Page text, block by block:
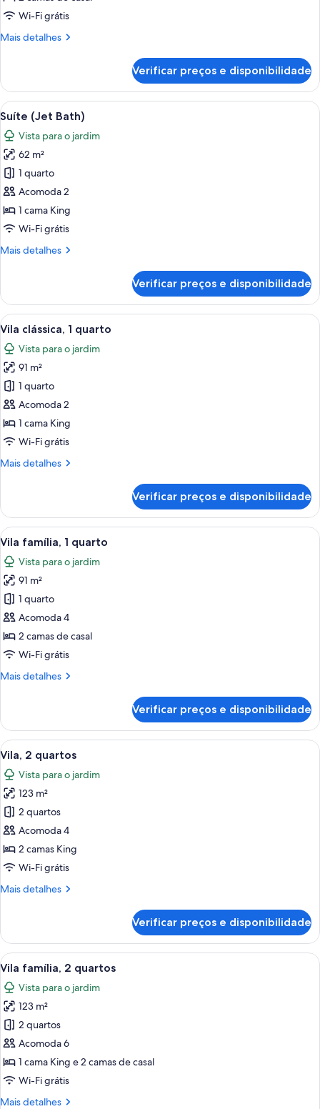
2
de
para
a
piscina
Wi-Fi grátis
Mais detalhes
Mais
2
camas
de
casal,
vista
para
piscina
Verificar preços e disponibilidade
Carrega
todas
as
fotos
de
Suíte
(Jet
Bath)
Quarto de hotel com um sofá
5
Suíte (Jet Bath)
Vista para o jardim
62 m²
1 quarto
Acomoda 2
1 cama King
Wi-Fi grátis
Mais detalhes
Mais
(Jet
Bath)
Verificar preços e disponibilidade
Carrega
todas
as
fotos
de
Vila
clássica,
1
Quarto de hotel com uma cama
6
Vila clássica, 1 quarto
Vista para o jardim
91 m²
1 quarto
Acomoda 2
1 cama King
Wi-Fi grátis
Mais detalhes
Mais
clássica,
quarto
Verificar preços e disponibilidade
Carrega
todas
as
fotos
de
Vila
família,
1
Quarto de hotel com duas camas,
6
Vila família, 1 quarto
Vista para o jardim
91 m²
1 quarto
Acomoda 4
2 camas de casal
Wi-Fi grátis
Mais detalhes
Mais
família,
quarto
Verificar preços e disponibilidade
Carrega
todas
as
fotos
de
Vila,
2
quartos
Quarto de hotel com uma cama
6
Vila, 2 quartos
Vista para o jardim
123 m²
2 quartos
Acomoda 4
2 camas King
Wi-Fi grátis
Mais detalhes
Mais
2
quartos
Verificar preços e disponibilidade
Carrega
todas
as
fotos
de
Vila
família,
2
quartos
Quarto de hotel com uma cama
7
Vila família, 2 quartos
Vista para o jardim
123 m²
2 quartos
Acomoda 6
1 cama King e 2 camas de casal
Wi-Fi grátis
Mais detalhes
Mais